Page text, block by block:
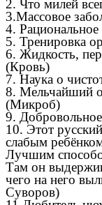
2. Что милей
3.Массовое
4.
5. Тренировка
6. Жидкость,
(Кровь)
7. Наука о
8. Мельчайший
(Микроб)
9.
10. Этот
слабым
Лучшим
Там он
чего на него
Суворов)